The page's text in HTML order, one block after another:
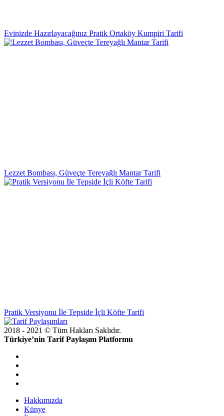
Evinizde Hazırlayacağınız Pratik Ortaköy Kumpiri Tarifi
Lezzet Bombası, Güveçte Tereyağlı Mantar Tarifi
Pratik Versiyonu İle Tepside İçli Köfte Tarifi
2018 - 2021 © Tüm Hakları Saklıdır.
Türkiye’nin Tarif Paylaşım Platformu
bakım
sabitleme
Hakkımızda
Künye